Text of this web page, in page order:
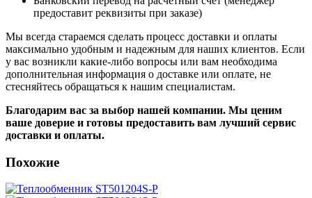
предоставит реквизиты при заказе)
Мы всегда стараемся сделать процесс доставки и оплаты
максимально удобным и надежным для наших клиентов. Если
у вас возникли какие-либо вопросы или вам необходима
дополнительная информация о доставке или оплате, не
стесняйтесь обращаться к нашим специалистам.
Благодарим вас за выбор нашей компании. Мы ценим
ваше доверие и готовы предоставить вам лучший сервис
доставки и оплаты.
Похожие